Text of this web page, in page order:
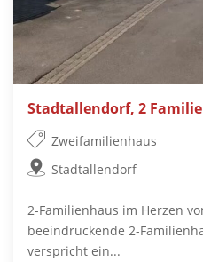
Stadtallendorf, 2
Zweifamilienhaus
Stadtallendorf
2-Familienhaus im Herzen
beeindruckende 2-
verspricht ein...